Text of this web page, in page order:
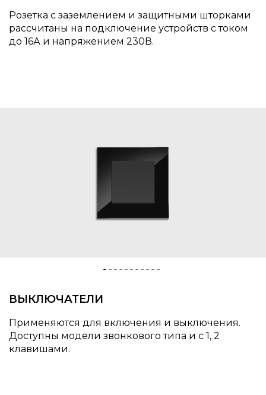
Розетка с заземлением и защитными шторками
рассчитаны на подключение устройств с током
до 16А и напряжением 230В.
ВЫКЛЮЧАТЕЛИ
Применяются для включения и выключения.
Доступны модели звонкового типа и с 1, 2
клавишами.